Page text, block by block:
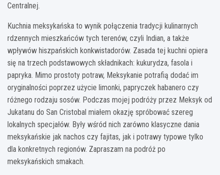
Centralnej.
Kuchnia meksykańska to wynik połączenia tradycji kulinarnych
rdzennych mieszkańców tych terenów, czyli Indian, a także
wpływów hiszpańskich konkwistadorów. Zasada tej kuchni opiera
się na trzech podstawowych składnikach: kukurydza, fasola i
papryka. Mimo prostoty potraw, Meksykanie potrafią dodać im
oryginalności poprzez użycie limonki, papryczek habanero czy
różnego rodzaju sosów. Podczas mojej podróży przez Meksyk od
Jukatanu do San Cristobal miałem okazję spróbować szereg
lokalnych specjałów. Były wśród nich zarówno klasyczne dania
meksykańskie jak nachos czy fajitas, jak i potrawy typowe tylko
dla konkretnych regionów. Zapraszam na podróż po
meksykańskich smakach.